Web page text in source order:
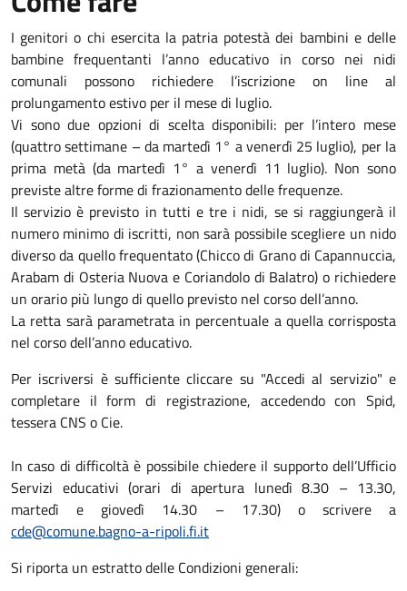
I genitori o chi esercita la patria potestà dei bambini e delle
bambine frequentanti l’anno educativo in corso nei nidi
comunali possono richiedere l’iscrizione on line al
prolungamento estivo per il mese di luglio.
Vi sono due opzioni di scelta disponibili: per l’intero mese
(quattro settimane – da martedì 1° a venerdì 25 luglio), per la
prima metà (da martedì 1° a venerdì 11 luglio). Non sono
previste altre forme di frazionamento delle frequenze.
Il servizio è previsto in tutti e tre i nidi, se si raggiungerà il
numero minimo di iscritti, non sarà possibile scegliere un nido
diverso da quello frequentato (Chicco di Grano di Capannuccia,
Arabam di Osteria Nuova e Coriandolo di Balatro) o richiedere
un orario più lungo di quello previsto nel corso dell’anno.
La retta sarà parametrata in percentuale a quella corrisposta
nel corso dell’anno educativo.
Per iscriversi è sufficiente cliccare su "Accedi al servizio" e
completare il form di registrazione, accedendo con Spid,
tessera CNS o Cie.
In caso di difficoltà è possibile chiedere il supporto dell’Ufficio
Servizi educativi (orari di apertura lunedì 8.30 – 13.30,
martedì e giovedì 14.30 – 17.30) o scrivere a
cde@comune.bagno-a-ripoli.fi.it
Si riporta un estratto delle Condizioni generali: